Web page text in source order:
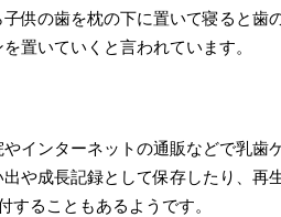
供の歯を枕の下に置いて寝ると歯
置いていくと言われています。
インターネットの通販などで乳歯
や成長記録として保存したり、再
することもあるようです。